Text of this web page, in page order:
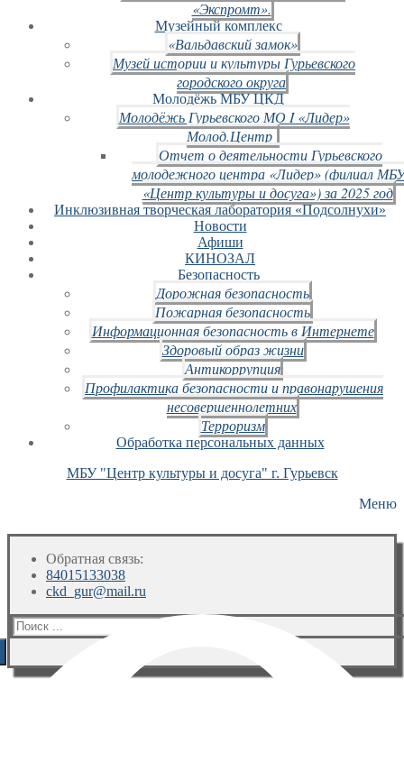
«Экспромт».
Музейный комплекс
«Вальдавский замок»
Музей истории и культуры Гурьевского
городского округа
Молодёжь МБУ ЦКД
Молодёжь Гурьевского МО I «Лидер»
Молод.Центр
Отчет о деятельности Гурьевского
молодежного центра «Лидер» (филиал
«Центр культуры и досуга») за 2025 год
Инклюзивная творческая лаборатория «Подсолнухи»
Новости
Афиши
КИНОЗАЛ
Безопасность
Дорожная безопасность
Пожарная безопасность
Информационная безопасность в Интернете
Здоровый образ жизни
Антикоррупция
Профилактика безопасности и правонарушения
несовершеннолетних
Терроризм
Обработка персональных данных
МБУ "Центр культуры и досуга" г. Гурьевск
Меню
Обратная связь:
84015133038
ckd_gur@mail.ru
Искать: